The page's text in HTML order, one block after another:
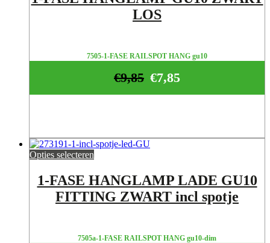
LOS
7505-1-FASE RAILSPOT HANG gu10
€7,85
€9,85
Opties selecteren
1-FASE HANGLAMP LADE GU10
FITTING ZWART incl spotje
7505a-1-FASE RAILSPOT HANG gu10-dim